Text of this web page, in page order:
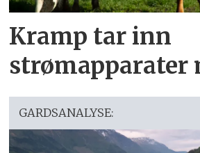
Kramp tar inn
strømapparater
GARDSANALYSE: